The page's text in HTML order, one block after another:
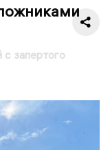
запертого